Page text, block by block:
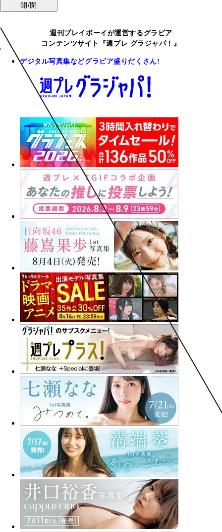
開/閉
週刊プレイボーイが運営するグラビア
コンテンツサイト『週プレ グラジャパ！』
デジタル写真集などグラビア盛りだくさん!